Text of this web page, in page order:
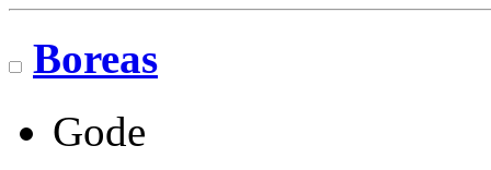
Boreas
Gode